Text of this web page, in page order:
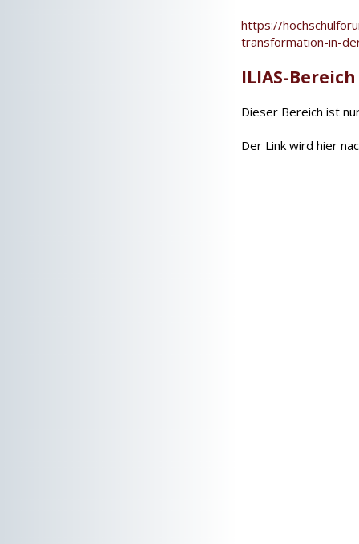
https://
transformation-in-
ILIAS-Bereich
Dieser Bereich ist
Der Link wird hier